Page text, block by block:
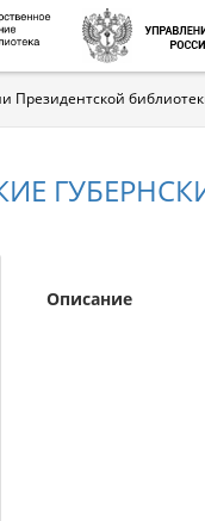
Президентской
Описание